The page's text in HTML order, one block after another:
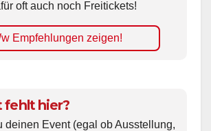
oft auch noch Freitickets!
Empfehlungen zeigen!
fehlt hier?
deinen Event (egal ob Ausstellung,